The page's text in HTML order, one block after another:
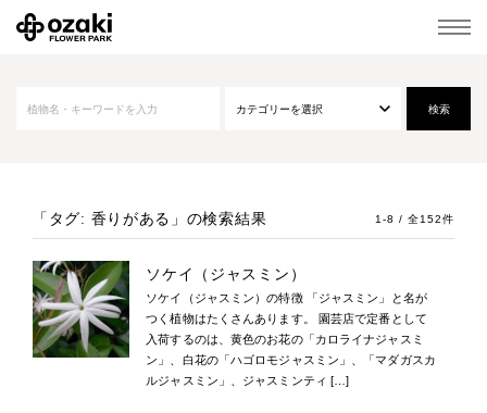
「タグ: 香りがある」 の検索結果 1-8 / 全152件
ソケイ（ジャスミン）
ソケイ（ジャスミン）の特徴 「ジャスミン」と名が
つく植物はたくさんあります。 園芸店で定番として
入荷するのは、黄色のお花の「カロライナジャスミ
ン」、白花の「ハゴロモジャスミン」、「マダガスカ
ルジャスミン」、ジャスミンティ […]